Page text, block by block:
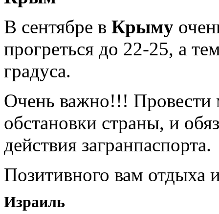
В сентябре в Крыму
прогреться до 22-25, а
градуса.
Очень важно!!! Провести
обстановки страны, и
действия загранпаспорта.
Позитивного вам отдыха
Израиль